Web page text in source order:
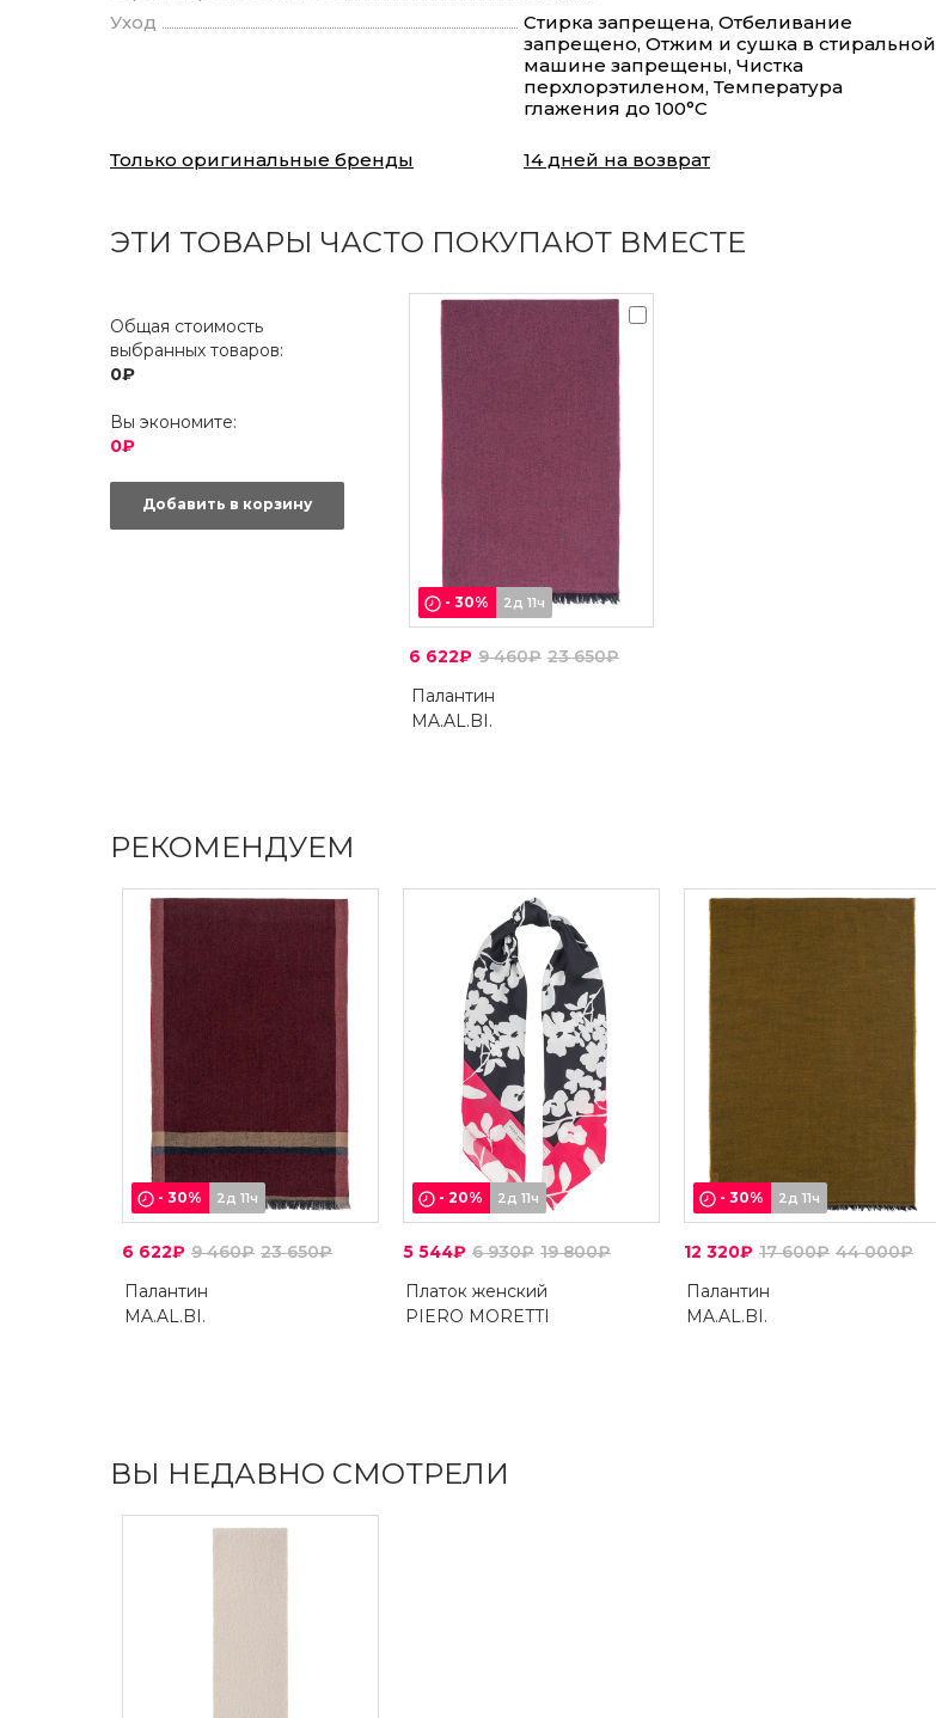
Уход
Стирка запрещена, Отбеливание
запрещено, Отжим и сушка в стиральной
машине запрещены, Чистка
перхлорэтиленом, Температура
глажения до 100°С
Только оригинальные бренды 14 дней на возврат
ЭТИ ТОВАРЫ ЧАСТО ПОКУПАЮТ ВМЕСТЕ
Общая стоимость
выбранных товаров:
0₽
Вы экономите:
0₽
Добавить в корзину
- 30% 2д 11ч
6 622₽ 9 460₽ 23 650₽
Палантин
MA.AL.BI.
РЕКОМЕНДУЕМ
- 30% 2д 11ч
6 622₽ 9 460₽ 23 650₽
Палантин
MA.AL.BI.
- 20% 2д 11ч
5 544₽ 6 930₽ 19 800₽
Платок женский
PIERO MORETTI
- 30% 2д 11ч
12 320₽ 17 600₽ 44 000₽
Палантин
MA.AL.BI.
ВЫ НЕДАВНО СМОТРЕЛИ